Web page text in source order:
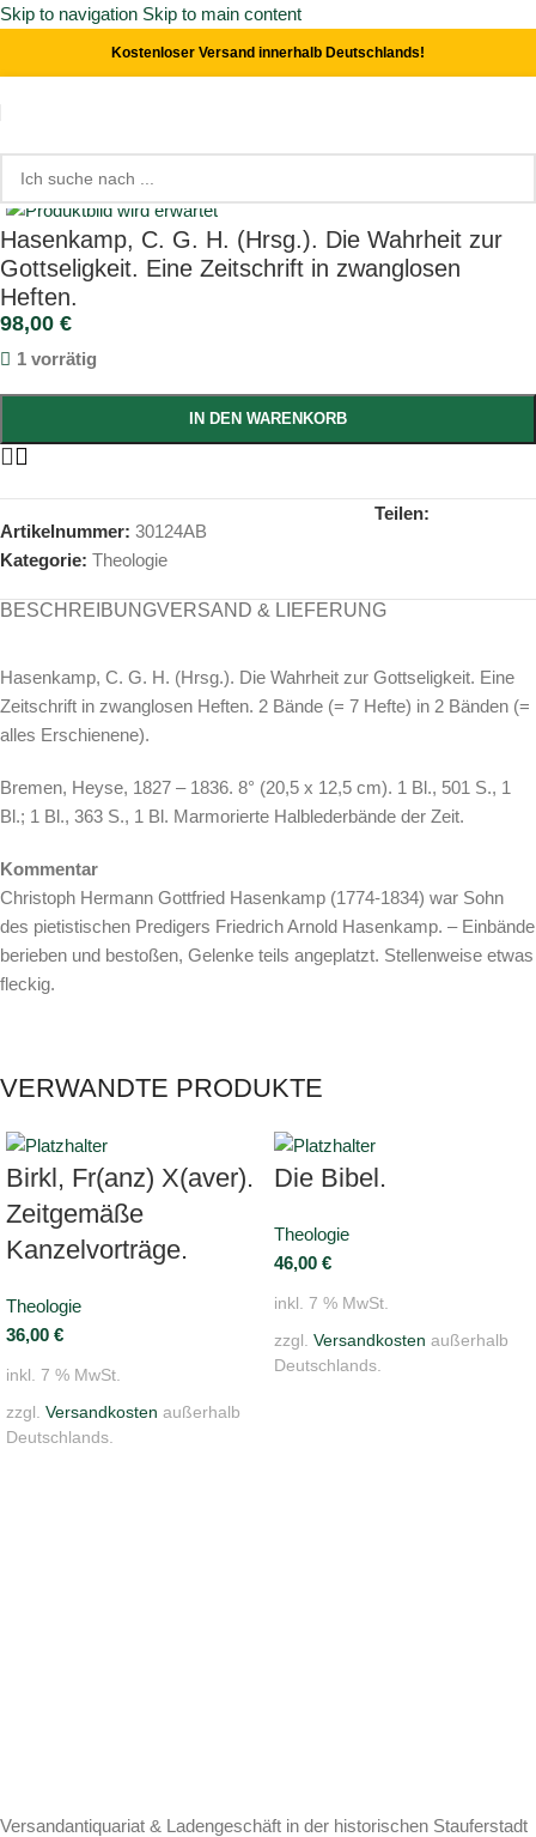
Skip to navigation Skip to main content
Kostenloser Versand innerhalb Deutschlands!
Start/ Theologie
Click to enlarge
Hasenkamp, C. G. H. (Hrsg.). Die Wahrheit zur
Gottseligkeit. Eine Zeitschrift in zwanglosen
Heften.
98,00 €
1 vorrätig
IN DEN WARENKORB
Artikelnummer: 30124AB
Kategorie: Theologie
Teilen:
BESCHREIBUNGVERSAND & LIEFERUNG
Hasenkamp, C. G. H. (Hrsg.). Die Wahrheit zur Gottseligkeit. Eine
Zeitschrift in zwanglosen Heften. 2 Bände (= 7 Hefte) in 2 Bänden (=
alles Erschienene).
Bremen, Heyse, 1827 – 1836. 8° (20,5 x 12,5 cm). 1 Bl., 501 S., 1
Bl.; 1 Bl., 363 S., 1 Bl. Marmorierte Halblederbände der Zeit.
Kommentar
Christoph Hermann Gottfried Hasenkamp (1774-1834) war Sohn
des pietistischen Predigers Friedrich Arnold Hasenkamp. – Einbände
berieben und bestoßen, Gelenke teils angeplatzt. Stellenweise etwas
fleckig.
VERWANDTE PRODUKTE
Birkl, Fr(anz) X(aver).
Zeitgemäße
Kanzelvorträge.
Theologie
36,00 €
inkl. 7 % MwSt.
zzgl. Versandkosten außerhalb
Deutschlands.
Die Bibel.
Theologie
46,00 €
inkl. 7 % MwSt.
zzgl. Versandkosten außerhalb
Deutschlands.
Versandantiquariat & Ladengeschäft in der historischen Stauferstadt